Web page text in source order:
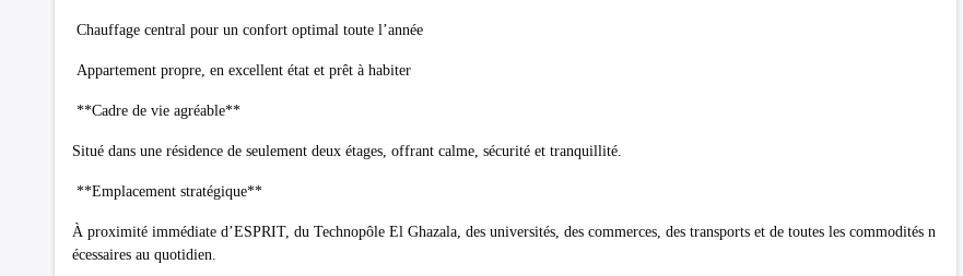
Chauffage central pour un confort optimal toute l’année
Appartement propre, en excellent état et prêt à habiter
**Cadre de vie agréable**
Situé dans une résidence de seulement deux étages, offrant calme, sécurité et tranquillité.
**Emplacement stratégique**
À proximité immédiate d’ESPRIT, du Technopôle El Ghazala, des universités, des commerces, des transports et de toutes les commodités n
écessaires au quotidien.